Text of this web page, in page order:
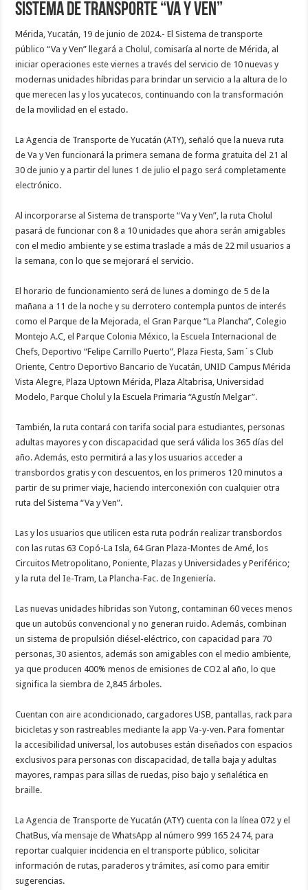
Sistema de transporte “Va y Ven”
Mérida, Yucatán, 19 de junio de 2024.- El Sistema de transporte
público “Va y Ven” llegará a Cholul, comisaría al norte de Mérida, al
iniciar operaciones este viernes a través del servicio de 10 nuevas y
modernas unidades híbridas para brindar un servicio a la altura de lo
que merecen las y los yucatecos, continuando con la transformación
de la movilidad en el estado.
La Agencia de Transporte de Yucatán (ATY), señaló que la nueva ruta
de Va y Ven funcionará la primera semana de forma gratuita del 21 al
30 de junio y a partir del lunes 1 de julio el pago será completamente
electrónico.
Al incorporarse al Sistema de transporte “Va y Ven”, la ruta Cholul
pasará de funcionar con 8 a 10 unidades que ahora serán amigables
con el medio ambiente y se estima traslade a más de 22 mil usuarios a
la semana, con lo que se mejorará el servicio.
El horario de funcionamiento será de lunes a domingo de 5 de la
mañana a 11 de la noche y su derrotero contempla puntos de interés
como el Parque de la Mejorada, el Gran Parque “La Plancha”, Colegio
Montejo A.C, el Parque Colonia México, la Escuela Internacional de
Chefs, Deportivo “Felipe Carrillo Puerto”, Plaza Fiesta, Sam´s Club
Oriente, Centro Deportivo Bancario de Yucatán, UNID Campus Mérida
Vista Alegre, Plaza Uptown Mérida, Plaza Altabrisa, Universidad
Modelo, Parque Cholul y la Escuela Primaria “Agustín Melgar”.
También, la ruta contará con tarifa social para estudiantes, personas
adultas mayores y con discapacidad que será válida los 365 días del
año. Además, esto permitirá a las y los usuarios acceder a
transbordos gratis y con descuentos, en los primeros 120 minutos a
partir de su primer viaje, haciendo interconexión con cualquier otra
ruta del Sistema “Va y Ven”.
Las y los usuarios que utilicen esta ruta podrán realizar transbordos
con las rutas 63 Copó-La Isla, 64 Gran Plaza-Montes de Amé, los
Circuitos Metropolitano, Poniente, Plazas y Universidades y Periférico;
y la ruta del Ie-Tram, La Plancha-Fac. de Ingeniería.
Las nuevas unidades híbridas son Yutong, contaminan 60 veces menos
que un autobús convencional y no generan ruido. Además, combinan
un sistema de propulsión diésel-eléctrico, con capacidad para 70
personas, 30 asientos, además son amigables con el medio ambiente,
ya que producen 400% menos de emisiones de CO2 al año, lo que
significa la siembra de 2,845 árboles.
Cuentan con aire acondicionado, cargadores USB, pantallas, rack para
bicicletas y son rastreables mediante la app Va-y-ven. Para fomentar
la accesibilidad universal, los autobuses están diseñados con espacios
exclusivos para personas con discapacidad, de talla baja y adultas
mayores, rampas para sillas de ruedas, piso bajo y señalética en
braille.
La Agencia de Transporte de Yucatán (ATY) cuenta con la línea 072 y el
ChatBus, vía mensaje de WhatsApp al número 999 165 24 74, para
reportar cualquier incidencia en el transporte público, solicitar
información de rutas, paraderos y trámites, así como para emitir
sugerencias.